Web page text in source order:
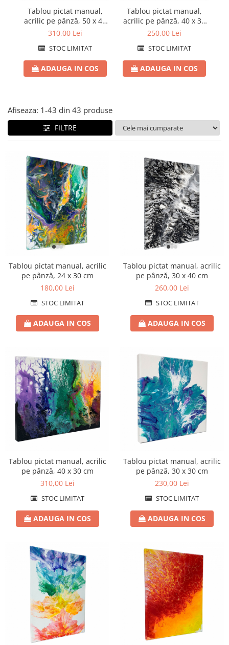
Pilote cu blăniță
Tablou pictat manual,
acrilic pe pânză, 50 x 40
cm, iridescent
310,00 Lei
STOC LIMITAT
ADAUGA IN COS
Tablou pictat manual,
acrilic pe pânză, 40 x 30
cm
250,00 Lei
STOC LIMITAT
ADAUGA IN COS
Afiseaza: 1-43 din 43 produse
FILTRE
123
Tablou pictat manual, acrilic
pe pânză, 24 x 30 cm
180,00 Lei
STOC LIMITAT
ADAUGA IN COS
123
Tablou pictat manual, acrilic
pe pânză, 30 x 40 cm
260,00 Lei
STOC LIMITAT
ADAUGA IN COS
Tablou pictat manual, acrilic
pe pânză, 40 x 30 cm
310,00 Lei
STOC LIMITAT
ADAUGA IN COS
Tablou pictat manual, acrilic
pe pânză, 30 x 30 cm
230,00 Lei
STOC LIMITAT
ADAUGA IN COS